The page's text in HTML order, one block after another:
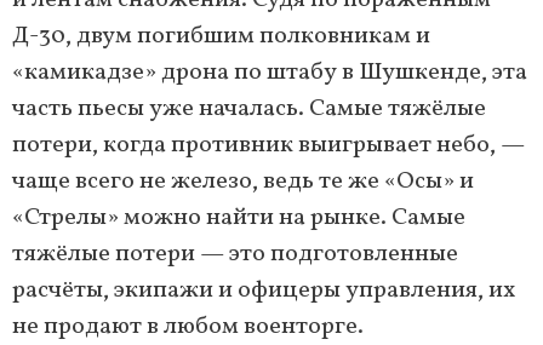
Д-30, двум погибшим полковникам и
«камикадзе» дрона по штабу в Шушкенде, эта
часть пьесы уже началась. Самые тяжёлые
потери, когда противник выигрывает небо, —
чаще всего не железо, ведь те же «Осы» и
«Стрелы» можно найти на рынке. Самые
тяжёлые потери — это подготовленные
расчёты, экипажи и офицеры управления, их
не продают в любом военторге.